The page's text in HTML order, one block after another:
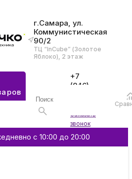
г.Самара, ул.
Коммунистическая
90/2
ТЦ “InCube” (Золотое
Яблоко), 2 этаж
+7
(846)
Заказать
звонок
с 10:00 до 20:00
Аксессуары
и гаджеты